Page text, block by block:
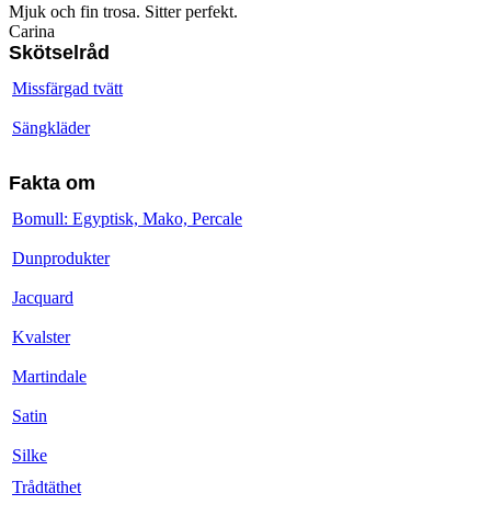
Mjuk och fin trosa. Sitter perfekt.
Carina
Skötselråd
Missfärgad tvätt
Sängkläder
Fakta om
Bomull: Egyptisk, Mako, Percale
Dunprodukter
Jacquard
Kvalster
Martindale
Satin
Silke
Trådtäthet